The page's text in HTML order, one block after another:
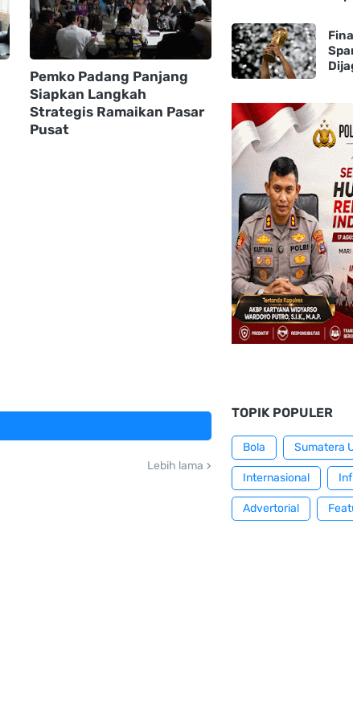
Pemko Padang Panjang
Siapkan Langkah
Strategis Ramaikan Pasar
Pusat
Lebih lama
TOPIK POPULER
Bola Sumatera
Internasional
Advertorial